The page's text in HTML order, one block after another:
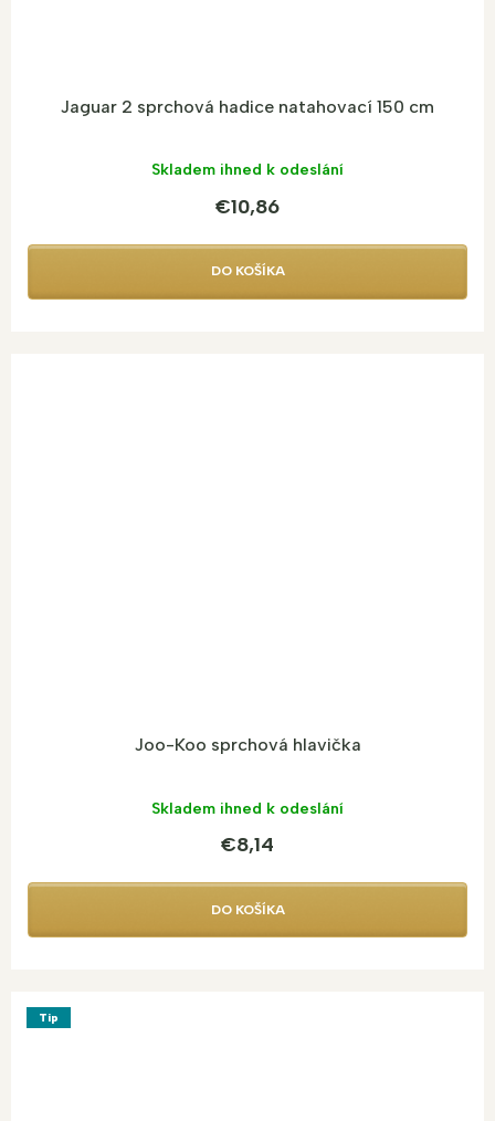
Jaguar 2 sprchová hadice natahovací 150 cm
Skladem ihned k odeslání
€10,86
DO KOŠÍKA
Joo-Koo sprchová hlavička
Skladem ihned k odeslání
€8,14
DO KOŠÍKA
Tip